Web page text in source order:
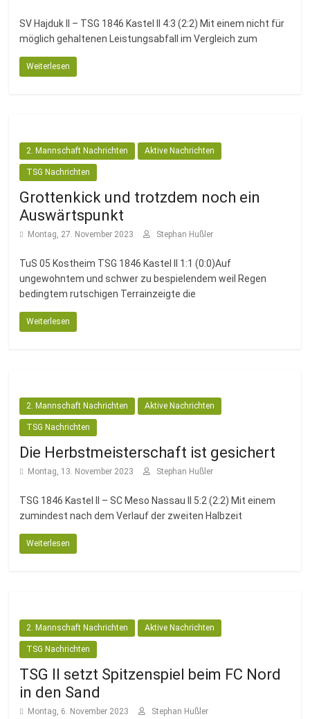
SV Hajduk II – TSG 1846 Kastel II 4:3 (2:2) Mit einem nicht für
möglich gehaltenen Leistungsabfall im Vergleich zum
Weiterlesen
2. Mannschaft Nachrichten Aktive Nachrichten
TSG Nachrichten
Grottenkick und trotzdem noch ein
Auswärtspunkt
Montag, 27. November 2023 Stephan Hußler
TuS 05 Kostheim TSG 1846 Kastel II 1:1 (0:0)Auf
ungewohntem und schwer zu bespielendem weil Regen
bedingtem rutschigen Terrainzeigte die
Weiterlesen
2. Mannschaft Nachrichten Aktive Nachrichten
TSG Nachrichten
Die Herbstmeisterschaft ist gesichert
Montag, 13. November 2023 Stephan Hußler
TSG 1846 Kastel II – SC Meso Nassau II 5:2 (2:2) Mit einem
zumindest nach dem Verlauf der zweiten Halbzeit
Weiterlesen
2. Mannschaft Nachrichten Aktive Nachrichten
TSG Nachrichten
TSG II setzt Spitzenspiel beim FC Nord
in den Sand
Montag, 6. November 2023 Stephan Hußler